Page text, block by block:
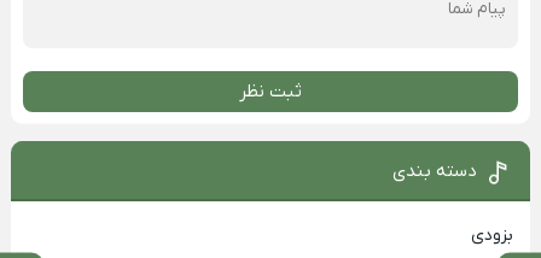
ثبت نظر
دسته بندی
بزودی